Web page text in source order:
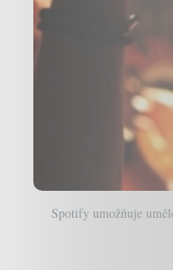
Spotify umožňuje